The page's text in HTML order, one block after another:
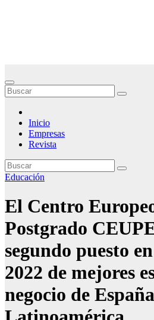
Inicio
Empresas
Revista
Educación
El Centro
Postgrado
segundo puesto
2022 de mejores
negocio de